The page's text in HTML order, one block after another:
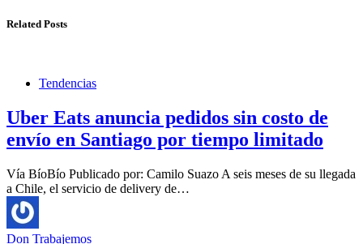
Related Posts
Tendencias
Uber Eats anuncia pedidos sin costo de
envío en Santiago por tiempo limitado
Vía BíoBío Publicado por: Camilo Suazo A seis meses de su llegada
a Chile, el servicio de delivery de…
Don Trabajemos